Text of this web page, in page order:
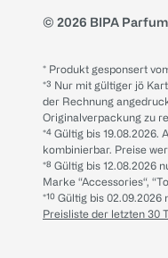
© 2026 BIPA
* Produkt gesponsert
*³ Nur mit gültiger jö
der Rechnung
Originalverpackung zu
*⁴ Gültig bis
kombinierbar. Preise
*⁸ Gültig bis 12.08.2026
Marke “Accessories“,
*¹⁰ Gültig bis
Preisliste der letzten 30